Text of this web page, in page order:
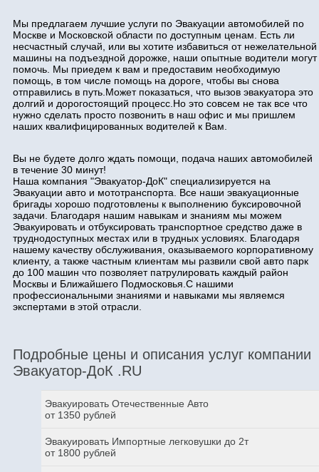
Мы предлагаем лучшие услуги по Эвакуации автомобилей по
Москве и Московской области по доступным ценам. Есть ли
несчастный случай, или вы хотите избавиться от нежелательной
машины на подъездной дорожке, наши опытные водители могут
помочь. Мы приедем к вам и предоставим необходимую
помощь, в том числе помощь на дороге, чтобы вы снова
отправились в путь.Может показаться, что вызов эвакуатора это
долгий и дорогостоящий процесс.Но это совсем не так все что
нужно сделать просто позвонить в наш офис и мы пришлем
наших квалифицированных водителей к Вам.
Вы не будете долго ждать помощи, подача наших автомобилей
в течение 30 минут!
Наша компания "Эвакуатор-ДоК" специализируется на
Эвакуации авто и мототранспорта. Все наши эвакуационные
бригады хорошо подготовлены к выполнению буксировочной
задачи. Благодаря нашим навыкам и знаниям мы можем
Эвакуировать и отбуксировать транспортное средство даже в
труднодоступных местах или в трудных условиях. Благодаря
нашему качеству обслуживания, оказываемого корпоративному
клиенту, а также частным клиентам мы развили свой авто парк
до 100 машин что позволяет патрулировать каждый район
Москвы и Ближайшего Подмосковья.С нашими
профессиональными знаниями и навыками мы являемся
экспертами в этой отрасли.
Подробные цены и описания услуг компании
Эвакуатор-ДоК .RU
Эвакуировать Отечественные Авто
от 1350 рублей
Эвакуировать Импортные легковушки до 2т
от 1800 рублей